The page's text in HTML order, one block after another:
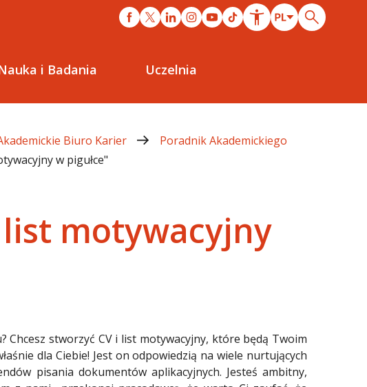
i Badania Uczelnia
Biuro Karier
Poradnik Akademickiego
w pigułce"
list motywacyjny
Chcesz stworzyć CV i list motywacyjny, które będą Twoim
dla Ciebie! Jest on odpowiedzią na wiele nurtujących
pisania dokumentów aplikacyjnych. Jesteś ambitny,